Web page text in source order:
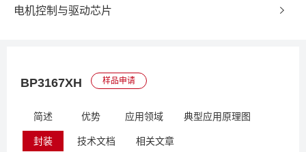
电机控制与驱动芯片
BP3167XH 样品申请
简述 优势 应用领域 典型应用原理图
封装 技术文档 相关文章